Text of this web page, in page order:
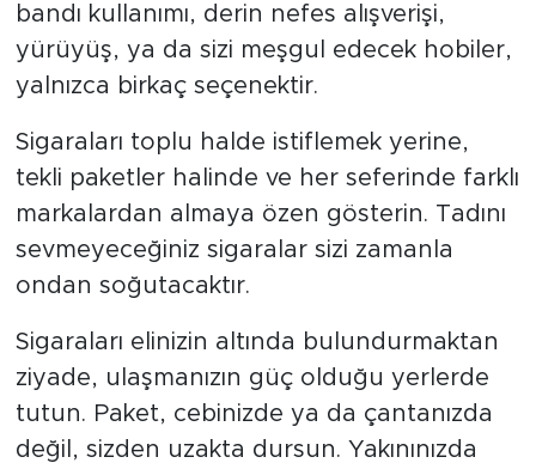
bandı kullanımı, derin nefes alışverişi,
yürüyüş, ya da sizi meşgul edecek hobiler,
yalnızca birkaç seçenektir.
Sigaraları toplu halde istiflemek yerine,
tekli paketler halinde ve her seferinde farklı
markalardan almaya özen gösterin. Tadını
sevmeyeceğiniz sigaralar sizi zamanla
ondan soğutacaktır.
Sigaraları elinizin altında bulundurmaktan
ziyade, ulaşmanızın güç olduğu yerlerde
tutun. Paket, cebinizde ya da çantanızda
değil, sizden uzakta dursun. Yakınınızda